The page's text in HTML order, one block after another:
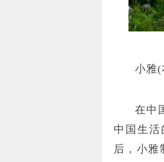
小雅
在中
中国生活
后，小雅